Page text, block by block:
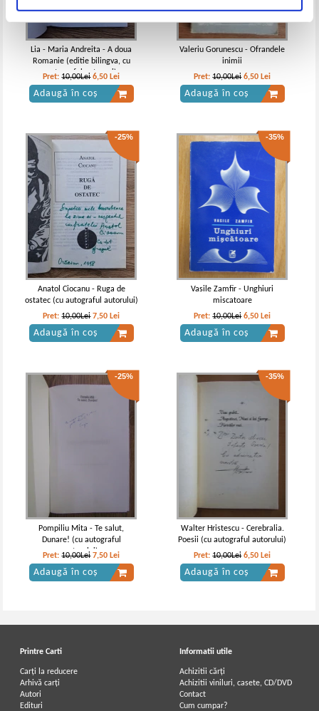
Lia - Maria Andreita - A doua
Romanie (editie bilingva, cu
autograful autoarei)
Pret:10,00Lei 6,50 Lei
Adaugă în coș
Valeriu Gorunescu - Ofrandele
inimii
Pret:10,00Lei 6,50 Lei
Adaugă în coș
-25%
Anatol Ciocanu - Ruga de
ostatec (cu autograful autorului)
Pret:10,00Lei 7,50 Lei
Adaugă în coș
-35%
Vasile Zamfir - Unghiuri
miscatoare
Pret:10,00Lei 6,50 Lei
Adaugă în coș
-25%
Pompiliu Mita - Te salut,
Dunare! (cu autograful
autorului)
Pret:10,00Lei 7,50 Lei
Adaugă în coș
-35%
Walter Hristescu - Cerebralia.
Poesii (cu autograful autorului)
Pret:10,00Lei 6,50 Lei
Adaugă în coș
Printre Carti
Carți la reducere
Arhivă carți
Autori
Edituri
Informatii utile
Achizitii cărți
Achizitii viniluri, casete, CD/DVD
Contact
Cum cumpar?